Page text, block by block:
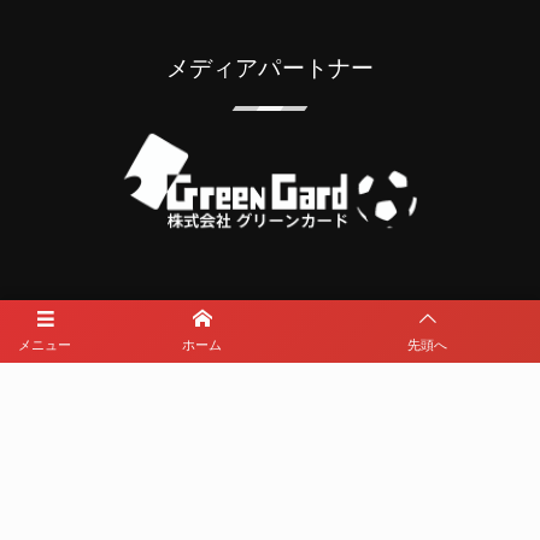
メニュー ホーム 先頭へ
メディアパートナー
メディアパートナーとして
那覇西サッカー部を盛り上げます